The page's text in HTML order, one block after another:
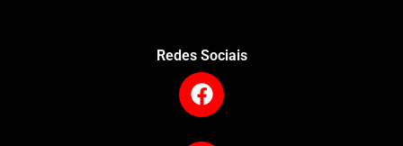
Redes Sociais